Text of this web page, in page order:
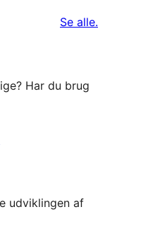
Se alleanmeldelser
.
Har du brug
udviklingen af